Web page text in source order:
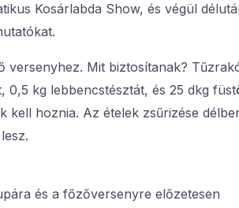
Kosárlabda Show, és végül
versenyhez. Mit biztosítanak?
0,5 kg lebbencstésztát, és 25 dkg
kell hoznia. Az ételek zsűrizése
és a főzőversenyre előzetesen